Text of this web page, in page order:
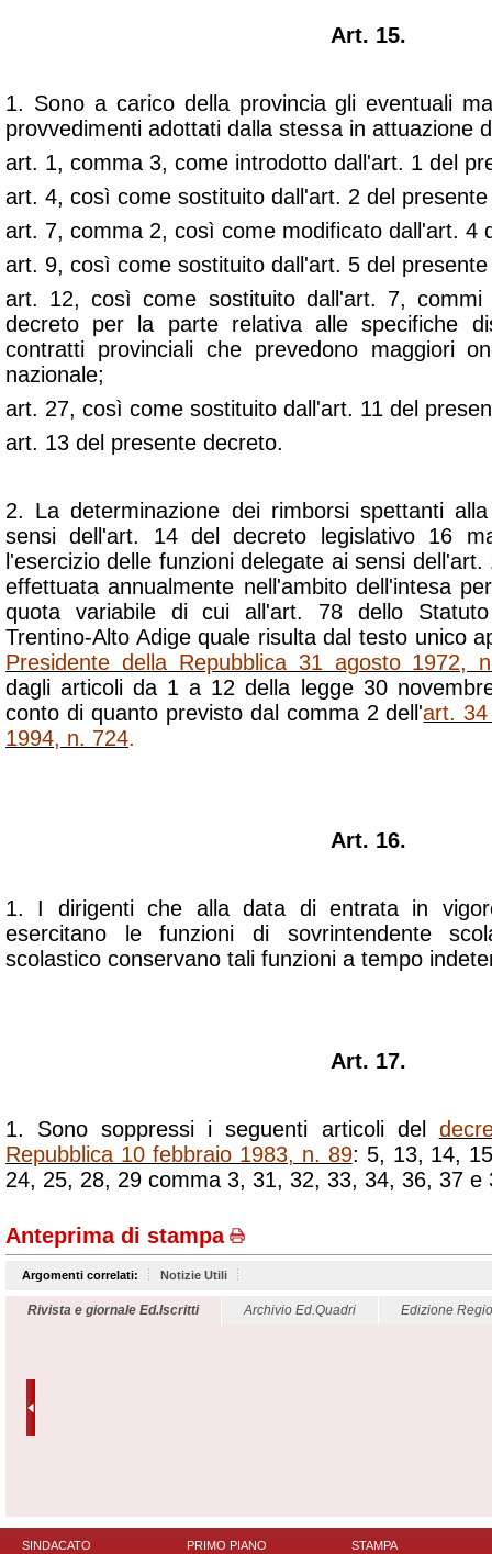
Art. 15.
1. Sono a carico della provincia gli eventuali
provvedimenti adottati dalla stessa in attuazione
art. 1, comma 3, come introdotto dall'art. 1 del
art. 4, così come sostituito dall'art. 2 del
art. 7, comma 2, così come modificato dall'art. 4
art. 9, così come sostituito dall'art. 5 del
art. 12, così come sostituito dall'art. 7,
decreto per la parte relativa alle specifiche
contratti provinciali che prevedono maggiori
nazionale;
art. 27, così come sostituito dall'art. 11 del
art. 13 del presente decreto.
2. La determinazione dei rimborsi spettanti
sensi dell'art. 14 del decreto legislativo 16
l'esercizio delle funzioni delegate ai sensi
effettuata annualmente nell'ambito dell'intesa
quota variabile di cui all'art. 78 dello
Trentino-Alto Adige quale risulta dal testo unico
Presidente della Repubblica 31 agosto 1972,
dagli articoli da 1 a 12 della legge 30
conto di quanto previsto dal comma 2 dell'art.
1994, n. 724.
Art. 16.
1. I dirigenti che alla data di entrata in
esercitano le funzioni di sovrintendente
scolastico conservano tali funzioni a tempo
Art. 17.
1. Sono soppressi i seguenti articoli del
Repubblica 10 febbraio 1983, n. 89: 5, 13, 14,
24, 25, 28, 29 comma 3, 31, 32, 33, 34, 36, 37 e
Anteprima di stampa
Argomenti correlati: Notizie Utili
Rivista e giornale Ed.Iscritti Archivio Ed.Quadri Edizione
SINDACATO
PRIMO PIANO
STAMPA